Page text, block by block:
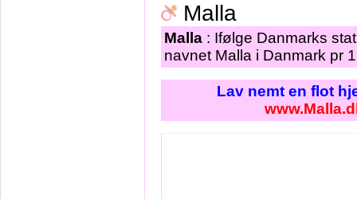
Malla
Malla : Ifølge Danmarks
navnet Malla i Danmark pr
Lav nemt en flot